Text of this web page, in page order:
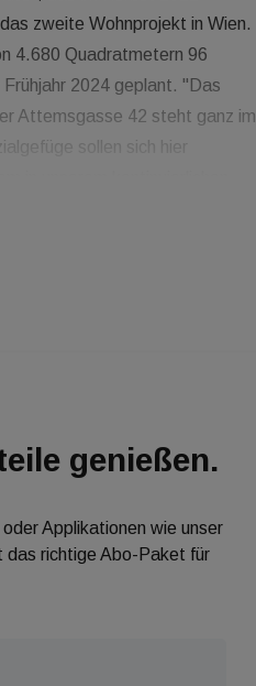
zweite Wohnprojekt in Wien.
4.680 Quadratmetern 96
2024 geplant. "Das
Attemsgasse 42 steht ganz im
sollen sich hier
genießen.
Applikationen wie unser
das richtige Abo-Paket für